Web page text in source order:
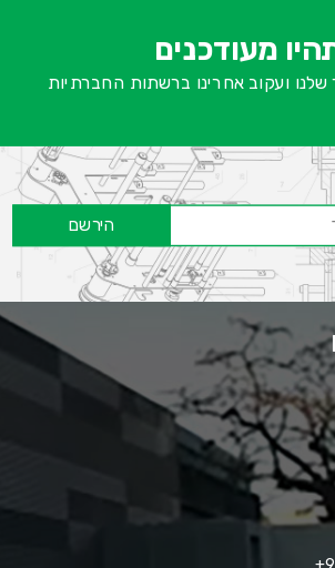
מעודכנים
שלנו ועקוב אחרינו ברשתות החברתיות
הירשם